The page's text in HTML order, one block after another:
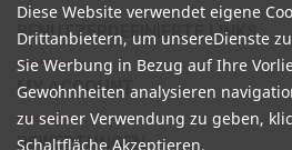
BENUTZERDEFINIERTE LINKS
MY ACCOUNT
BEWERTUNGEN
Diese Website verwendet eigene
Drittanbietern, um unsereDienste
Sie Werbung in Bezug auf Ihre
Gewohnheiten analysieren
zu seiner Verwendung zu geben,
Schaltfläche Akzeptieren.